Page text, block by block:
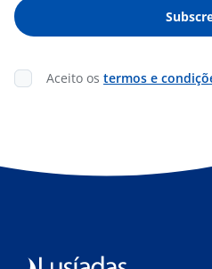
Aceito os termos e